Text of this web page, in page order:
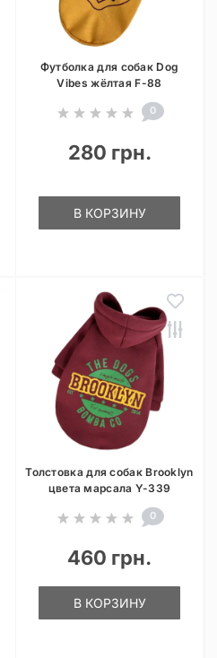
Футболка для собак Dog
Vibes жёлтая F-88
0
280 грн.
В КОРЗИНУ
Толстовка для собак Brooklyn
цвета марсала Y-339
0
460 грн.
В КОРЗИНУ